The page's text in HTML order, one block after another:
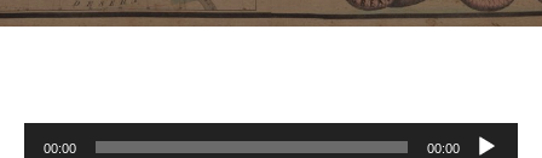
Audio
00:00
00:00